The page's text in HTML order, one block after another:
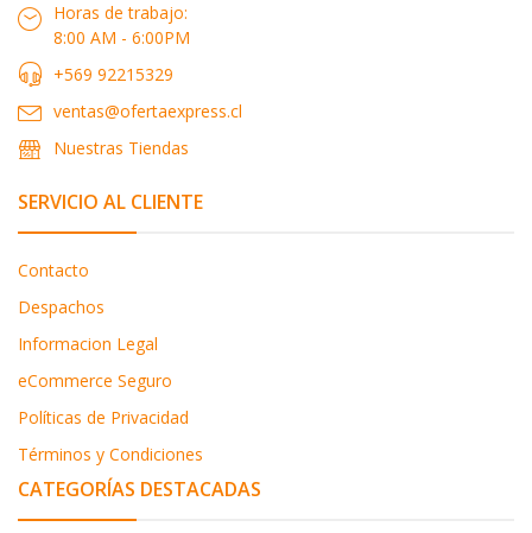
Horas de trabajo:
8:00 AM - 6:00PM
+569 92215329
ventas@ofertaexpress.cl
Nuestras Tiendas
SERVICIO AL CLIENTE
Contacto
Despachos
Informacion Legal
eCommerce Seguro
Políticas de Privacidad
Términos y Condiciones
CATEGORÍAS DESTACADAS